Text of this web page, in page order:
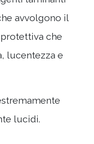
avvolgono il
che
lucentezza e
lucidi.